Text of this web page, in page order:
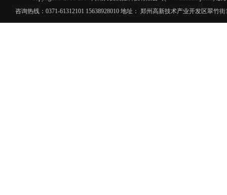
咨询热线：0371-61312101 15638928010 地址： 郑州高新技术产业开发区翠竹